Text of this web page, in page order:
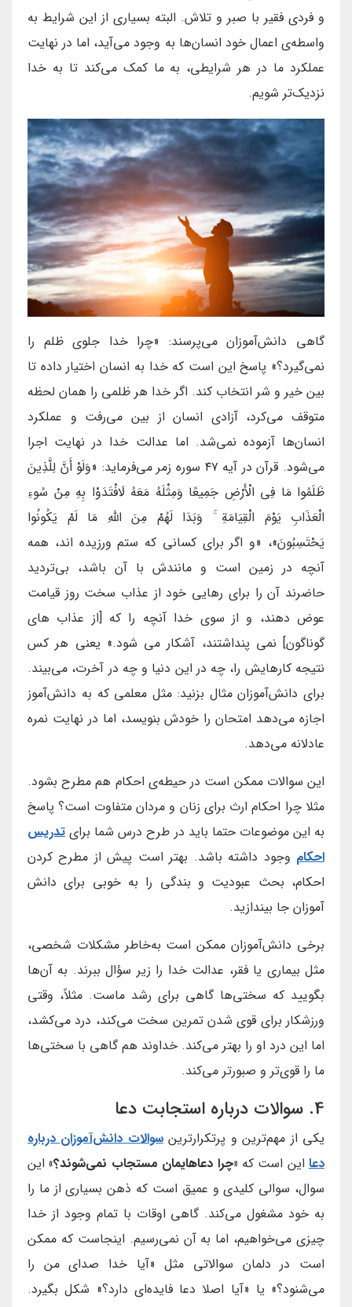
و فردی فقیر با صبر و تلاش. البته بسیاری از این شرایط به
واسطه‌ی اعمال خود انسان‌ها به وجود می‌آید، اما در نهایت
عملکرد ما در هر شرایطی، به ما کمک می‌کند تا به خدا
نزدیک‌تر شویم.
گاهی دانش‌آموزان می‌پرسند: «چرا خدا جلوی ظلم را
نمی‌گیرد؟» پاسخ این است که خدا به انسان اختیار داده تا
بین خیر و شر انتخاب کند. اگر خدا هر ظلمی را همان لحظه
متوقف می‌کرد، آزادی انسان از بین می‌رفت و عملکرد
انسان‌ها آزموده نمی‌شد. اما عدالت خدا در نهایت اجرا
می‌شود. قرآن در آیه ۴۷ سوره زمر می‌فرماید: «وَلَوْ أَنَّ لِلَّذِينَ
ظَلَمُوا مَا فِي الْأَرْضِ جَمِيعًا وَمِثْلَهُ مَعَهُ لَافْتَدَوْا بِهِ مِنْ سُوءِ
الْعَذَابِ يَوْمَ الْقِيَامَةِ ۚ وَبَدَا لَهُمْ مِنَ اللَّهِ مَا لَمْ يَكُونُوا
يَحْتَسِبُونَ»، «و اگر برای کسانی که ستم ورزیده اند، همه
آنچه در زمین است و مانندش با آن باشد، بی‌تردید
حاضرند آن را برای رهایی خود از عذاب سخت روز قیامت
عوض دهند، و از سوی خدا آنچه را که [از عذاب های
گوناگون] نمی پنداشتند، آشکار می شود.» یعنی هر کس
نتیجه کارهایش را، چه در این دنیا و چه در آخرت، می‌بیند.
برای دانش‌آموزان مثال بزنید: مثل معلمی که به دانش‌آموز
اجازه می‌دهد امتحان را خودش بنویسد، اما در نهایت نمره
عادلانه می‌دهد.
این سوالات ممکن است در حیطه‌ی احکام هم مطرح بشود.
مثلا چرا احکام ارث برای زنان و مردان متفاوت است؟ پاسخ
به این موضوعات حتما باید در طرح درس شما برای تدریس
احکام وجود داشته باشد. بهتر است پیش از مطرح کردن
احکام، بحث عبودیت و بندگی را به خوبی برای دانش
آموزان جا بیندازید.
برخی دانش‌آموزان ممکن است به‌خاطر مشکلات شخصی،
مثل بیماری یا فقر، عدالت خدا را زیر سؤال ببرند. به آن‌ها
بگویید که سختی‌ها گاهی برای رشد ماست. مثلاً، وقتی
ورزشکار برای قوی شدن تمرین سخت می‌کند، درد می‌کشد،
اما این درد او را بهتر می‌کند. خداوند هم گاهی با سختی‌ها
ما را قوی‌تر و صبورتر می‌کند.
4. سوالات درباره استجابت دعا
یکی از مهم‌ترین و پرتکرارترینسوالات دانش‌آموزان درباره
دعا این است که «چرا دعاهایمان مستجاب نمی‌شوند؟»این
سوال، سوالی کلیدی و عمیق است که ذهن بسیاری از ما را
به خود مشغول می‌کند. گاهی اوقات با تمام وجود از خدا
چیزی می‌خواهیم، اما به آن نمی‌رسیم. اینجاست که ممکن
است در دلمان سوالاتی مثل «آیا خدا صدای من را
می‌شنود؟» یا «آیا اصلا دعا فایده‌ای دارد؟» شکل بگیرد.